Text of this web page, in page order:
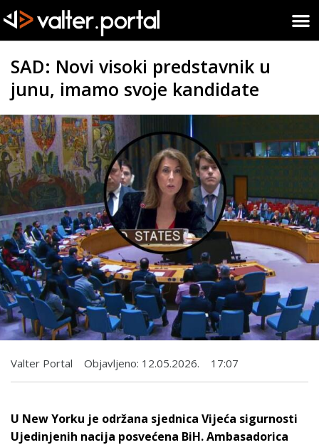
SAD: Novi visoki predstavnik u
junu, imamo svoje kandidate
Valter Portal Objavljeno: 12.05.2026. 17:07
U New Yorku je održana sjednica Vijeća sigurnosti
Ujedinjenih nacija posvećena BiH. Ambasadorica